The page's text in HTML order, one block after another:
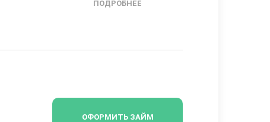
ПОДРОБНЕЕ
ОФОРМИТЬ ЗАЙМ